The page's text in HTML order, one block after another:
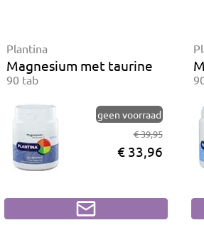
Plantina
Magnesium met taurine
90 tab
geen voorraad
€ 39,95
€ 33,96